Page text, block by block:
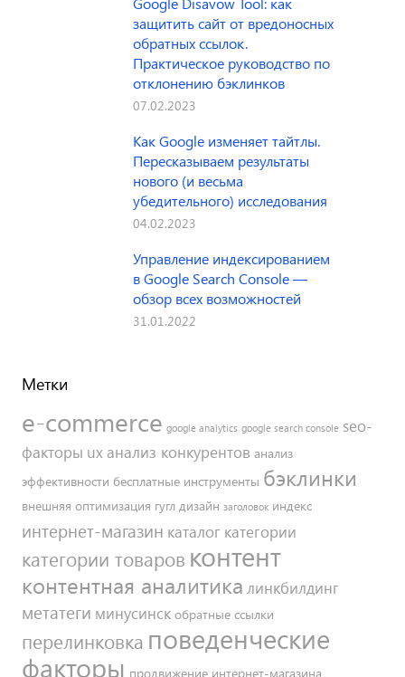
защитить сайт от вредоносных
обратных ссылок.
Практическое руководство по
отклонению бэклинков
07.02.2023
Как Google изменяет тайтлы.
Пересказываем результаты
нового (и весьма
убедительного) исследования
04.02.2023
Управление индексированием
в Google Search Console —
обзор всех возможностей
31.01.2022
Метки
e-commerce google analytics google search console seo-
факторы ux анализ конкурентов анализ
эффективности бесплатные инструменты бэклинки
внешняя оптимизация гугл дизайн заголовок индекс
интернет-магазин каталог категории
категории товаров контент
контентная аналитика линкбилдинг
метатеги минусинск обратные ссылки
перелинковка поведенческие
факторы продвижение интернет-магазина